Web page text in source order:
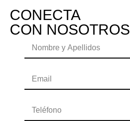
CONECTA
CON NOSOTROS